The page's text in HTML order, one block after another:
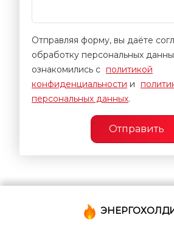
Отправляя форму, вы даёте
обработку персональных
ознакомились с политикой
конфиденциальности и
персональных данных.
Отправить